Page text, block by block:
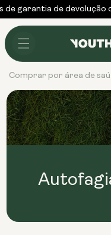
para o
conteúdo
de garantia de devolução
Comprar por área de